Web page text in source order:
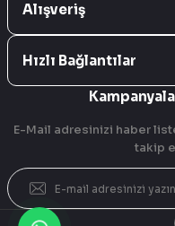
Alışveriş
Hızlı Bağlantılar
E-Mail adresinizi haber
takip